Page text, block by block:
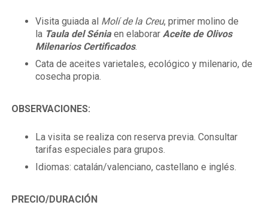
Visita guiada al Molí de la Creu, primer molino de
la Taula del Séniaen elaborarAceite de Olivos
Milenarios Certificados.
Cata de aceites varietales, ecológico y milenario, de
cosecha propia.
OBSERVACIONES:
La visita se realiza con reserva previa. Consultar
tarifas especiales para grupos.
Idiomas: catalán/valenciano, castellano e inglés.
PRECIO/DURACIÓN